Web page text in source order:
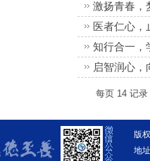
激扬青春
医者仁心
知行合一，
启智润心
每页 14 记录
版
地